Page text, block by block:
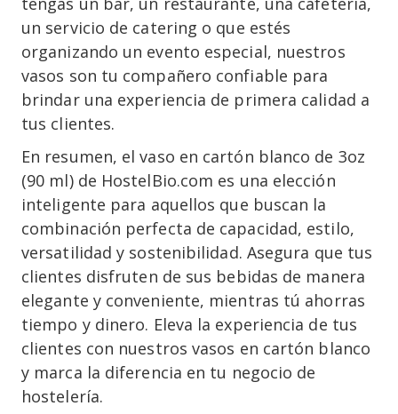
un servicio de catering o que estés
organizando un evento especial, nuestros
vasos son tu compañero confiable para
brindar una experiencia de primera calidad a
tus clientes.
En resumen, el vaso en cartón blanco de 3oz
(90 ml) de HostelBio.com es una elección
inteligente para aquellos que buscan la
combinación perfecta de capacidad, estilo,
versatilidad y sostenibilidad. Asegura que tus
clientes disfruten de sus bebidas de manera
elegante y conveniente, mientras tú ahorras
tiempo y dinero. Eleva la experiencia de tus
clientes con nuestros vasos en cartón blanco
y marca la diferencia en tu negocio de
hostelería.